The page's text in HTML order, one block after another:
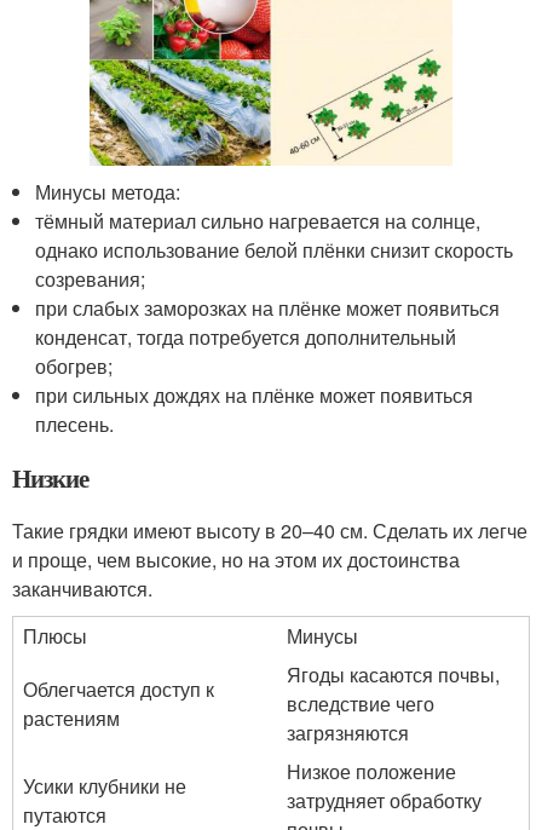
Минусы метода:
тёмный материал сильно нагревается на солнце,
однако использование белой плёнки снизит скорость
созревания;
при слабых заморозках на плёнке может появиться
конденсат, тогда потребуется дополнительный
обогрев;
при сильных дождях на плёнке может появиться
плесень.
Низкие
Такие грядки имеют высоту в 20–40 см. Сделать их легче
и проще, чем высокие, но на этом их достоинства
заканчиваются.
Плюсы
Минусы
Облегчается доступ к
растениям
Ягоды касаются почвы,
вследствие чего
загрязняются
Усики клубники не
путаются
Низкое положение
затрудняет обработку